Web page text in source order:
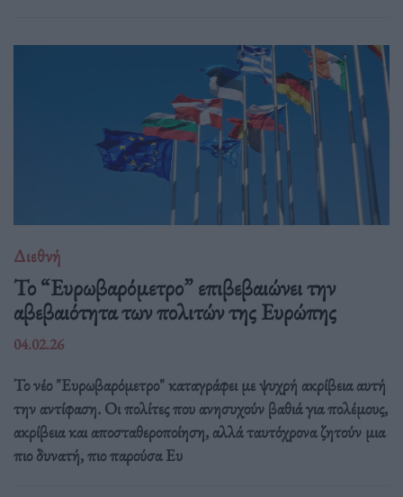
Διεθνή
Το “Ευρωβαρόμετρο” επιβεβαιώνει την
αβεβαιότητα των πολιτών της Ευρώπης
04.02.26
Το νέο "Ευρωβαρόμετρο" καταγράφει με ψυχρή ακρίβεια αυτή
την αντίφαση. Oι πολίτες που ανησυχούν βαθιά για πολέμους,
ακρίβεια και αποσταθεροποίηση, αλλά ταυτόχρονα ζητούν μια
πιο δυνατή, πιο παρούσα Ευ